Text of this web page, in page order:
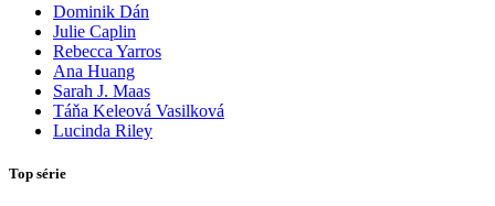
Dominik Dán
Julie Caplin
Rebecca Yarros
Ana Huang
Sarah J. Maas
Táňa Keleová Vasilková
Lucinda Riley
Top série